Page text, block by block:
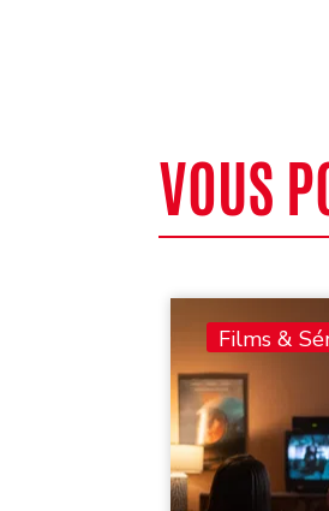
VOUS
Films &